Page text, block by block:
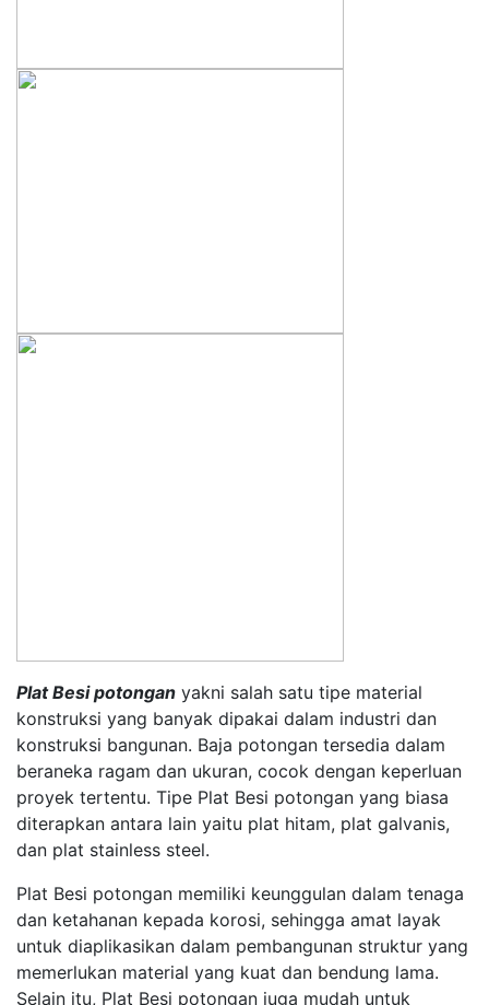
Plat Besi potongan yakni salah satu tipe material
konstruksi yang banyak dipakai dalam industri dan
konstruksi bangunan. Baja potongan tersedia dalam
beraneka ragam dan ukuran, cocok dengan keperluan
proyek tertentu. Tipe Plat Besi potongan yang biasa
diterapkan antara lain yaitu plat hitam, plat galvanis,
dan plat stainless steel.
Plat Besi potongan memiliki keunggulan dalam tenaga
dan ketahanan kepada korosi, sehingga amat layak
untuk diaplikasikan dalam pembangunan struktur yang
memerlukan material yang kuat dan bendung lama.
Selain itu, Plat Besi potongan juga mudah untuk